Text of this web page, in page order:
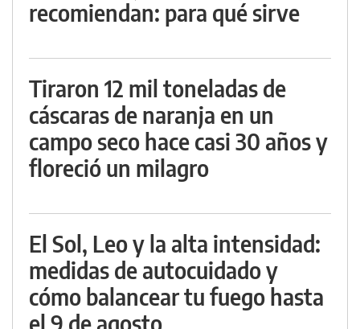
recomiendan: para qué sirve
Tiraron 12 mil toneladas de
cáscaras de naranja en un
campo seco hace casi 30 años y
floreció un milagro
El Sol, Leo y la alta intensidad:
medidas de autocuidado y
cómo balancear tu fuego hasta
el 9 de agosto